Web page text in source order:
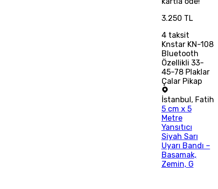
3.250 TL
4taksit
Knstar KN-108
Bluetooth
Özellikli 33-
45-78 Plaklar
Çalar Pikap
İstanbul, Fatih
5 cm x 5
Metre
Yansıtıcı
Siyah Sarı
Uyarı Bandı –
Basamak,
Zemin, G